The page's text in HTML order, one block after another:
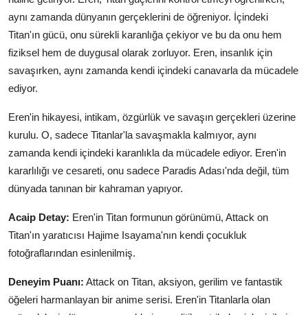
aynı zamanda dünyanın gerçeklerini de öğreniyor. İçindeki
Titan'ın gücü, onu sürekli karanlığa çekiyor ve bu da onu hem
fiziksel hem de duygusal olarak zorluyor. Eren, insanlık için
savaşırken, aynı zamanda kendi içindeki canavarla da mücadele
ediyor.
Eren'in hikayesi, intikam, özgürlük ve savaşın gerçekleri üzerine
kurulu. O, sadece Titanlar'la savaşmakla kalmıyor, aynı
zamanda kendi içindeki karanlıkla da mücadele ediyor. Eren'in
kararlılığı ve cesareti, onu sadece Paradis Adası'nda değil, tüm
dünyada tanınan bir kahraman yapıyor.
Acaip Detay: Eren'in Titan formunun görünümü, Attack on
Titan'ın yaratıcısı Hajime Isayama'nın kendi çocukluk
fotoğraflarından esinlenilmiş.
Deneyim Puanı: Attack on Titan, aksiyon, gerilim ve fantastik
öğeleri harmanlayan bir anime serisi. Eren'in Titanlarla olan